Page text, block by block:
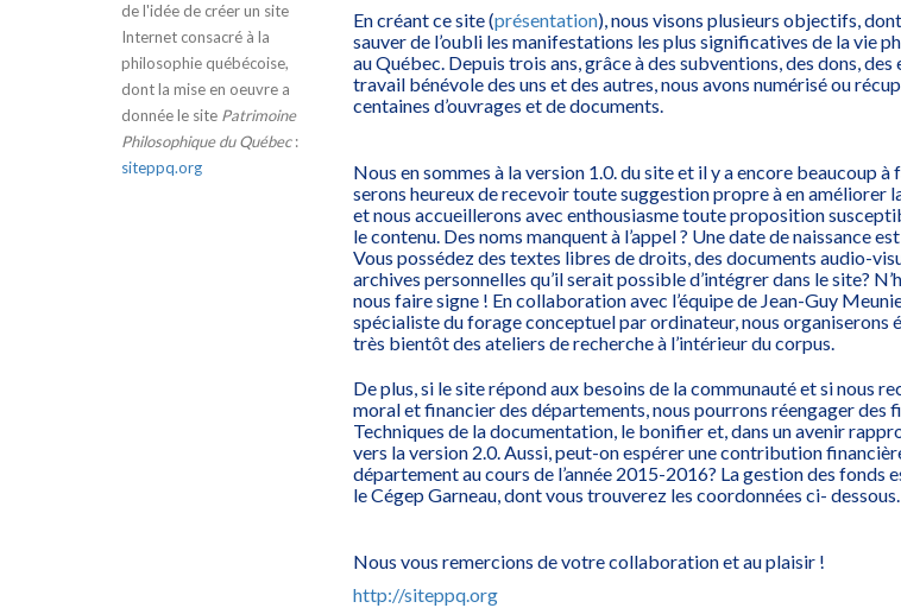
de l'idée de créer un site
Internet consacré à la
philosophie québécoise,
dont la mise en oeuvre a
donnée le site Patrimoine
Philosophique du Québec:
siteppq.org
En créant ce site (présentation), nous visons plusieurs objectifs,
sauver de l’oubli les manifestations les plus significatives de la vie
au Québec. Depuis trois ans, grâce à des subventions, des dons, des
travail bénévole des uns et des autres, nous avons numérisé ou
centaines d’ouvrages et de documents.
Nous en sommes à la version 1.0. du site et il y a encore beaucoup à
serons heureux de recevoir toute suggestion propre à en améliorer
et nous accueillerons avec enthousiasme toute proposition
le contenu. Des noms manquent à l’appel ? Une date de naissance
Vous possédez des textes libres de droits, des documents audio-
archives personnelles qu’il serait possible d’intégrer dans le site?
nous faire signe ! En collaboration avec l’équipe de Jean-Guy
spécialiste du forage conceptuel par ordinateur, nous organiserons
très bientôt des ateliers de recherche à l’intérieur du corpus.
De plus, si le site répond aux besoins de la communauté et si nous
moral et financier des départements, nous pourrons réengager des
Techniques de la documentation, le bonifier et, dans un avenir
vers la version 2.0. Aussi, peut-on espérer une contribution
département au cours de l’année 2015-2016? La gestion des fonds
le Cégep Garneau, dont vous trouverez les coordonnées ci- dessous.
Nous vous remercions de votre collaboration et au plaisir !
http://siteppq.org